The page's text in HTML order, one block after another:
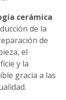
cerámica
de la
de
el
y la
gracia a las